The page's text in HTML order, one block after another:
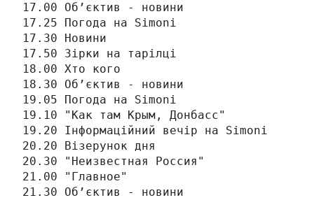
17.00 Об’єктив - новини
17.25 Погода на Simonі
17.30 Новини
17.50 Зірки на тарілці
18.00 Хто кого
18.30 Об’єктив - новини
19.05 Погода на Simonі
19.10 "Как там Крым, Донбасс"
19.20 Інформаційний вечір на Simonі
20.20 Візерунок дня
20.30 "Неизвестная Россия"
21.00 "Главное"
21.30 Об’єктив - новини